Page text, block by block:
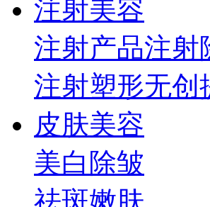
注射美容
注射产品注射
注射塑形无创
皮肤美容
美白 除皱